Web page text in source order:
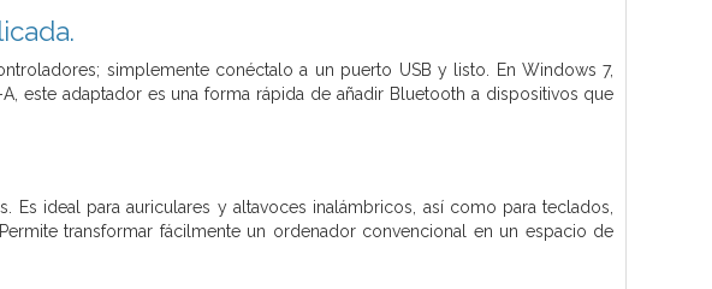
simplemente conéctalo a un puerto USB y listo. En Windows 7,
este adaptador es una forma rápida de añadir Bluetooth a dispositivos que
ideal para auriculares y altavoces inalámbricos, así como para teclados,
transformar fácilmente un ordenador convencional en un espacio de